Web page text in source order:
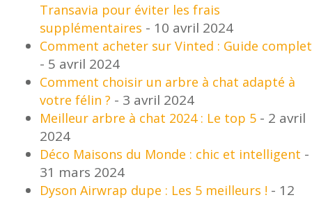
Transavia pour éviter les frais
supplémentaires - 10 avril 2024
Comment acheter sur Vinted : Guide complet
- 5 avril 2024
Comment choisir un arbre à chat adapté à
votre félin ? - 3 avril 2024
Meilleur arbre à chat 2024 : Le top 5 - 2 avril
2024
Déco Maisons du Monde : chic et intelligent -
31 mars 2024
Dyson Airwrap dupe : Les 5 meilleurs ! - 12